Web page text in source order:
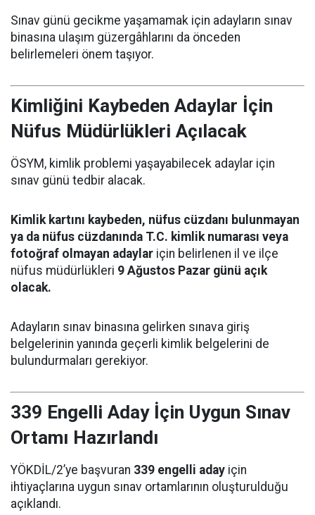
Sınav günü gecikme yaşamamak için adayların sınav
binasına ulaşım güzergâhlarını da önceden
belirlemeleri önem taşıyor.
Kimliğini Kaybeden Adaylar İçin
Nüfus Müdürlükleri Açılacak
ÖSYM, kimlik problemi yaşayabilecek adaylar için
sınav günü tedbir alacak.
Kimlik kartını kaybeden, nüfus cüzdanı bulunmayan
ya da nüfus cüzdanında T.C. kimlik numarası veya
fotoğraf olmayan adaylar için belirlenen il ve ilçe
nüfus müdürlükleri 9 Ağustos Pazar günü açık
olacak.
Adayların sınav binasına gelirken sınava giriş
belgelerinin yanında geçerli kimlik belgelerini de
bulundurmaları gerekiyor.
339 Engelli Aday İçin Uygun Sınav
Ortamı Hazırlandı
YÖKDİL/2’ye başvuran 339 engelli aday için
ihtiyaçlarına uygun sınav ortamlarının oluşturulduğu
açıklandı.